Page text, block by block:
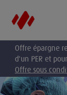
Offre épargne
d'un PER et
Offre sous